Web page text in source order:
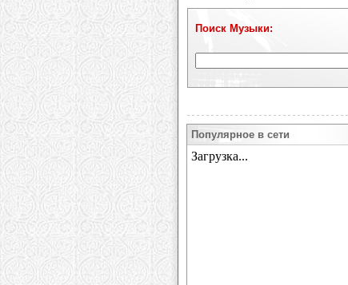
Поиск Музыки:
Популярное в сети